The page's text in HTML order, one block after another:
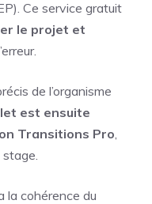
Ce service gratuit
le projet et
de l’organisme
est ensuite
Transitions Pro,
stage.
la cohérence du